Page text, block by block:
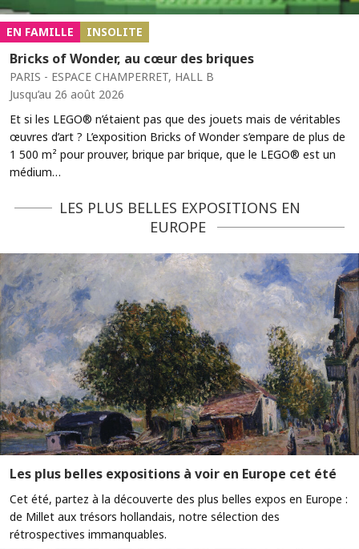
EN FAMILLE INSOLITE
Bricks of Wonder, au cœur des briques
PARIS - ESPACE CHAMPERRET, HALL B
Jusqu’au 26 août 2026
Et si les LEGO® n’étaient pas que des jouets mais de véritables
œuvres d’art ? L’exposition Bricks of Wonder s’empare de plus de
1 500 m² pour prouver, brique par brique, que le LEGO® est un
médium…
LES PLUS BELLES EXPOSITIONS EN
EUROPE
Les plus belles expositions à voir en Europe cet été
Cet été, partez à la découverte des plus belles expos en Europe :
de Millet aux trésors hollandais, notre sélection des
rétrospectives immanquables.